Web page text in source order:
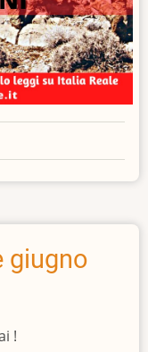
giugno
!